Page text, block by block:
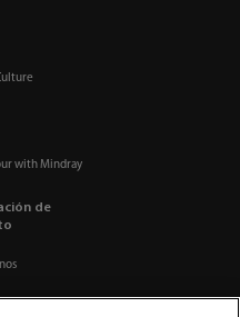
with Mindray
de